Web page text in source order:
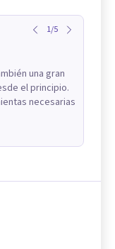
1/5
una gran
el principio.
necesarias